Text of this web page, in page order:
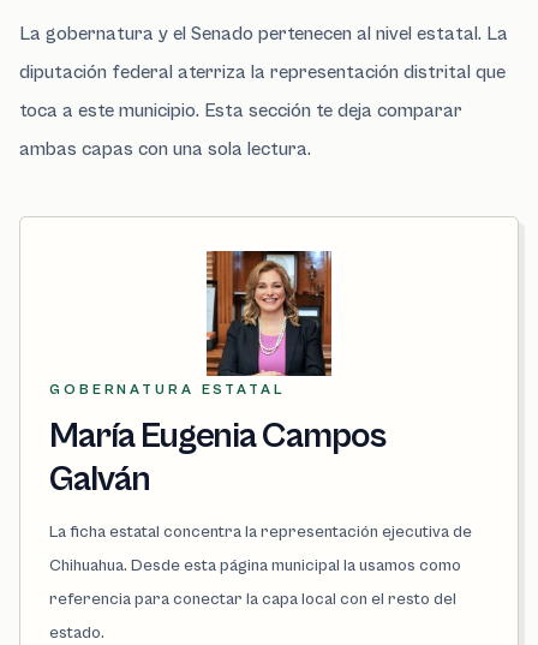
La gobernatura y el Senado pertenecen al nivel estatal. La
diputación federal aterriza la representación distrital que
toca a este municipio. Esta sección te deja comparar
ambas capas con una sola lectura.
GOBERNATURA ESTATAL
María Eugenia Campos
Galván
La ficha estatal concentra la representación ejecutiva de
Chihuahua. Desde esta página municipal la usamos como
referencia para conectar la capa local con el resto del
estado.